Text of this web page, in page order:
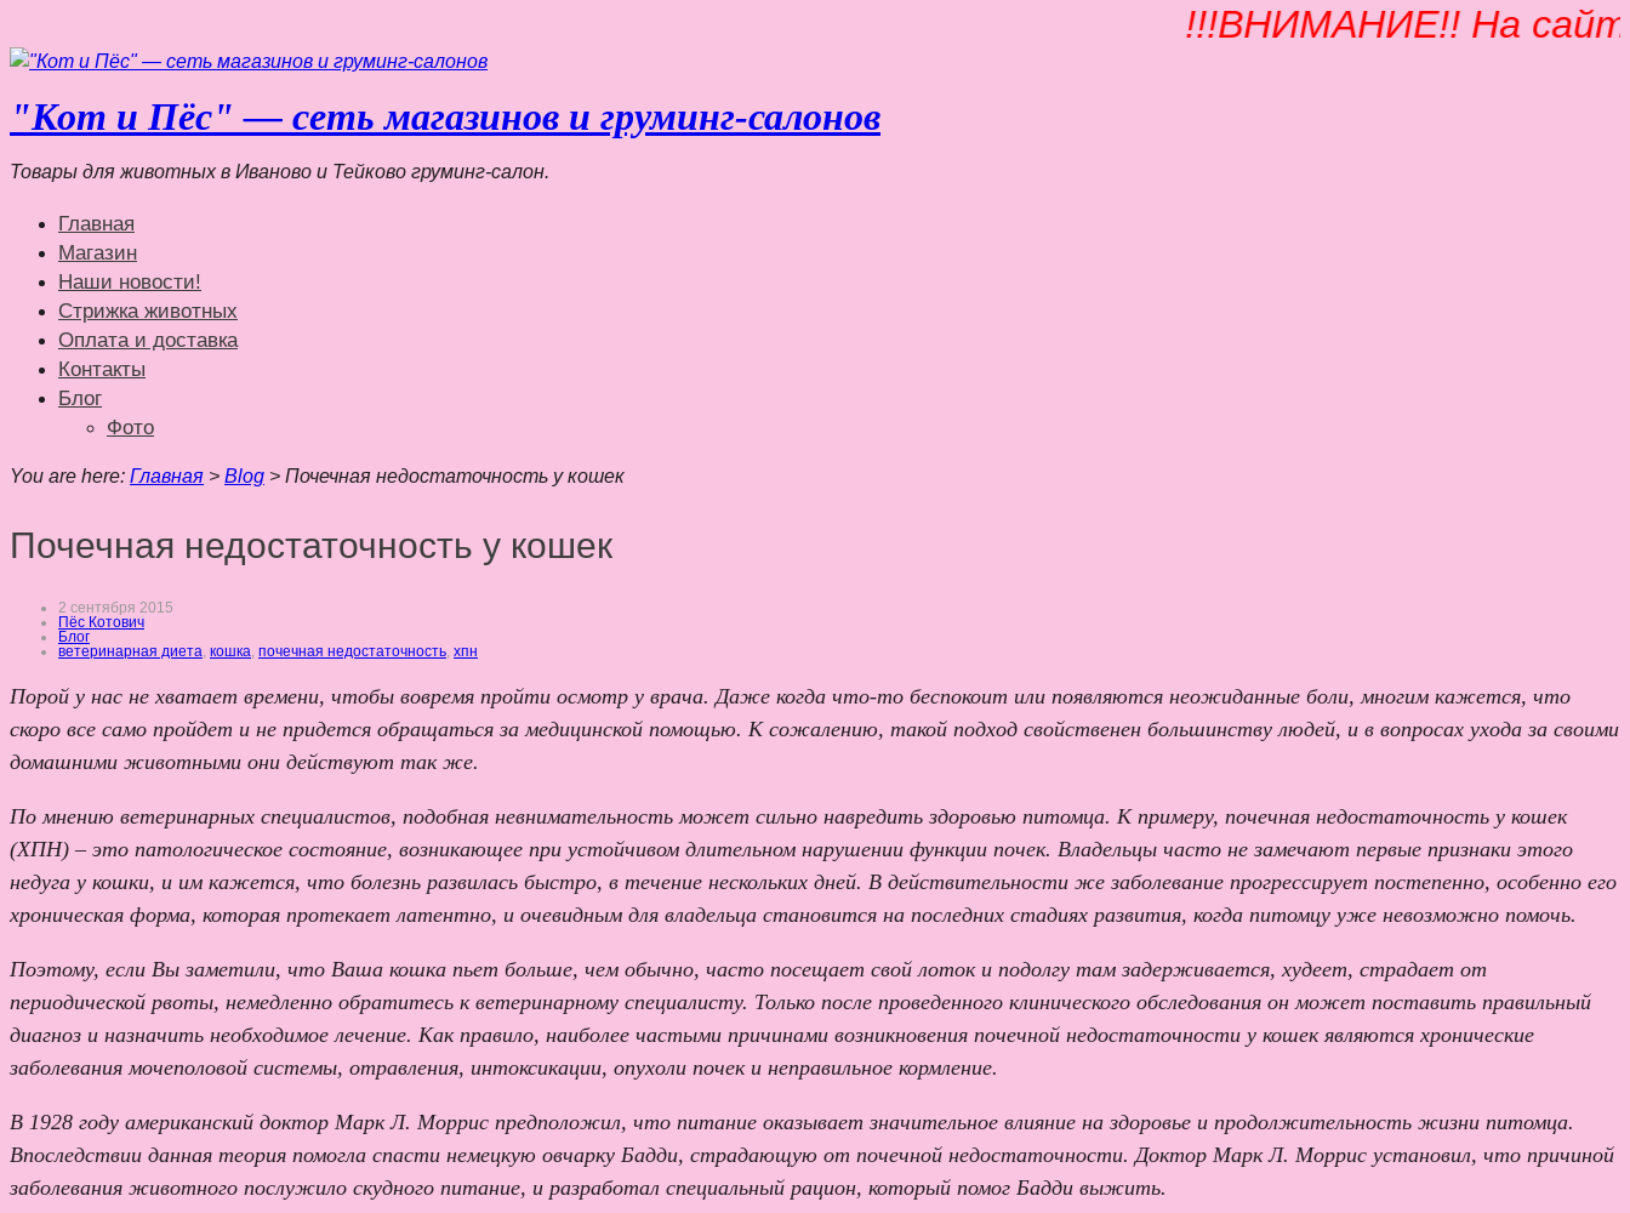
!!!ВНИМАНИЕ!! На
"Кот и Пёс" — сеть магазинов и груминг-салонов
Товары для животных в Иваново и Тейково груминг-салон.
Главная
Магазин
Наши новости!
Стрижка животных
Оплата и доставка
Контакты
Блог
Фото
You are here: Главная > Blog > Почечная недостаточность у кошек
Почечная недостаточность у кошек
2 сентября 2015
Пёс Котович
Блог
ветеринарная диета кошка почечная недостаточность хпн
Порой у нас не хватает времени, чтобы вовремя пройти осмотр у врача. Даже когда что-то беспокоит или появляются неожиданные боли, многим кажется, что
скоро все само пройдет и не придется обращаться за медицинской помощью. К сожалению, такой подход свойственен большинству людей, и в вопросах ухода за своими
домашними животными они действуют так же.
По мнению ветеринарных специалистов, подобная невнимательность может сильно навредить здоровью питомца. К примеру, почечная недостаточность у кошек
(ХПН) – это патологическое состояние, возникающее при устойчивом длительном нарушении функции почек. Владельцы часто не замечают первые признаки этого
недуга у кошки, и им кажется, что болезнь развилась быстро, в течение нескольких дней. В действительности же заболевание прогрессирует постепенно, особенно его
хроническая форма, которая протекает латентно, и очевидным для владельца становится на последних стадиях развития, когда питомцу уже невозможно помочь.
Поэтому, если Вы заметили, что Ваша кошка пьет больше, чем обычно, часто посещает свой лоток и подолгу там задерживается, худеет, страдает от
периодической рвоты, немедленно обратитесь к ветеринарному специалисту. Только после проведенного клинического обследования он может поставить правильный
диагноз и назначить необходимое лечение. Как правило, наиболее частыми причинами возникновения почечной недостаточности у кошек являются хронические
заболевания мочеполовой системы, отравления, интоксикации, опухоли почек и неправильное кормление.
В 1928 году американский доктор Марк Л. Моррис предположил, что питание оказывает значительное влияние на здоровье и продолжительность жизни питомца.
Впоследствии данная теория помогла спасти немецкую овчарку Бадди, страдающую от почечной недостаточности. Доктор Марк Л. Моррис установил, что причиной
заболевания животного послужило скудного питание, и разработал специальный рацион, который помог Бадди выжить.